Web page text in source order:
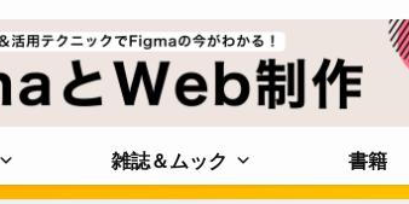
雑誌＆ムック 書籍